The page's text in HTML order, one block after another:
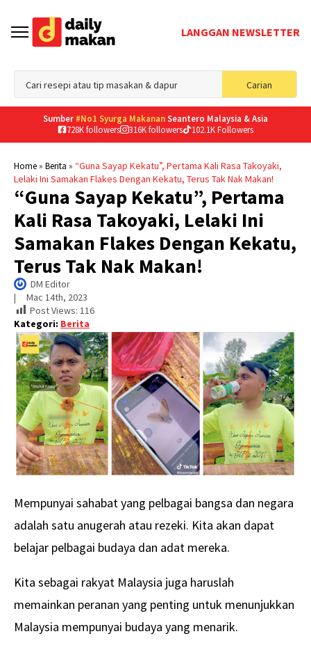
LANGGAN NEWSLETTER
Carian
for:
Sumber #No1 Syurga MakananSeantero Malaysia & Asia
728K followers
316K followers 102.1K Followers
Home» Berita » “Guna Sayap Kekatu”, Pertama Kali Rasa Takoyaki,
Lelaki Ini Samakan Flakes Dengan Kekatu, Terus Tak Nak Makan!
“Guna Sayap Kekatu”, Pertama
Kali Rasa Takoyaki, Lelaki Ini
Samakan Flakes Dengan Kekatu,
Terus Tak Nak Makan!
DM Editor
| Mac 14th, 2023
Post Views: 116
Kategori: Berita
Mempunyai sahabat yang pelbagai bangsa dan negara
adalah satu anugerah atau rezeki. Kita akan dapat
belajar pelbagai budaya dan adat mereka.
Kita sebagai rakyat Malaysia juga haruslah
memainkan peranan yang penting untuk menunjukkan
Malaysia mempunyai budaya yang menarik.